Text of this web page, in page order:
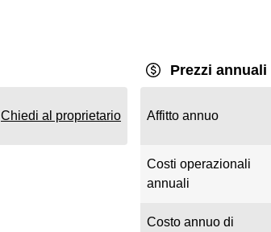
Chiedi al proprietario
Prezzi annuali
Affitto annuo
Costi operazionali
annuali
Costo annuo di